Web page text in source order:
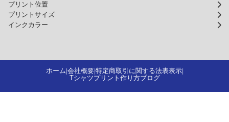
プリント位置
プリントサイズ
インクカラー
ホーム 会社概要| 特定商取引に関する法表表示|
Tシャツプリント作り方ブログ